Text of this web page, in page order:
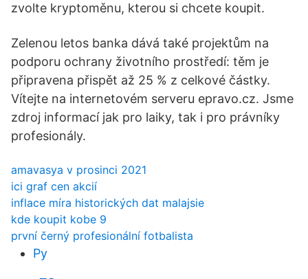
zvolte kryptoměnu, kterou si chcete koupit.
Zelenou letos banka dává také projektům na
podporu ochrany životního prostředí: těm je
připravena přispět až 25 % z celkové částky.
Vítejte na internetovém serveru epravo.cz. Jsme
zdroj informací jak pro laiky, tak i pro právníky
profesionály.
amavasya v prosinci 2021
ici graf cen akcií
inflace míra historických dat malajsie
kde koupit kobe 9
první černý profesionální fotbalista
Py